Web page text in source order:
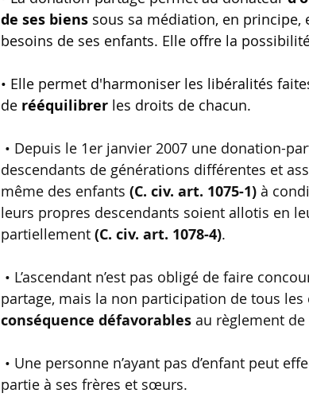
de ses biens sous sa médiation, en principe,
besoins de ses enfants. Elle offre la
• Elle permet d'harmoniser les libéralités
de rééquilibrer les droits de chacun.
• Depuis le 1er janvier 2007 une donation-
descendants de générations différentes et
même des enfants (C. civ. art. 1075-1) à
leurs propres descendants soient allotis en
partiellement (C. civ. art. 1078-4).
partage, mais la non participation de tous
conséquence défavorables au règlement de
partie à ses frères et sœurs.